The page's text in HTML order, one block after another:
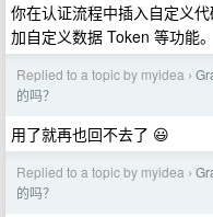
你在认证流程中插入自定义
加自定义数据 Token 等功能。
Replied to a topic by myidea ›
的吗？
用了就再也回不去了 😃
Replied to a topic by myidea ›
的吗？